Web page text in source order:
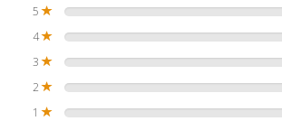
5
4
3
2
1